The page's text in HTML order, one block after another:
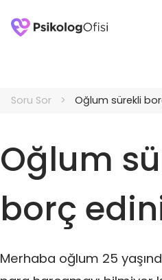
Soru Sor Oğlum sürekli
Oğlum
borç
Merhaba oğlum 25